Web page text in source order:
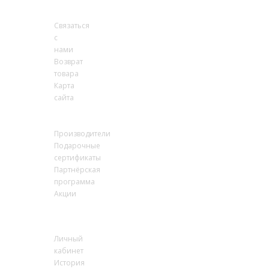
Связаться
с
нами
Возврат
товара
Карта
сайта
Производители
Подарочные
сертификаты
Партнёрская
программа
Акции
Личный
кабинет
История